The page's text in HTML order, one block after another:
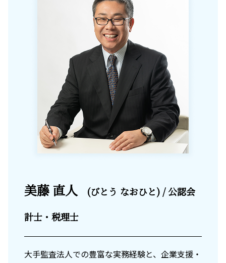
美藤 直人
(びとう なおひと) / 公認会
計士・税理士
大手監査法人での豊富な実務経験と、企業支援・